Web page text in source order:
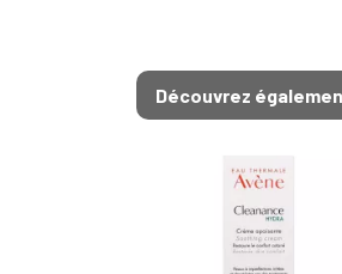
Découvrez